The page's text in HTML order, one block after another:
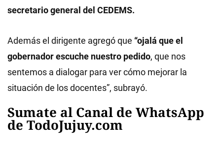
secretario general del CEDEMS.
Además el dirigente agregó que “ojalá que el
gobernador escuche nuestro pedido, que nos
sentemos a dialogar para ver cómo mejorar la
situación de los docentes”, subrayó.
Sumate al Canal de WhatsApp
de TodoJujuy.com